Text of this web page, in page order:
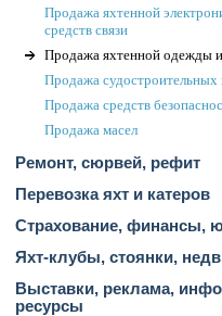
Продажа яхтенной
средств связи
Продажа яхтенной одежды
Продажа судостроительных
Продажа средств
Продажа масел
Ремонт, сюрвей, рефит
Перевозка яхт и катеров
Страхование, финансы,
Яхт-клубы, стоянки,
Выставки, реклама,
ресурсы